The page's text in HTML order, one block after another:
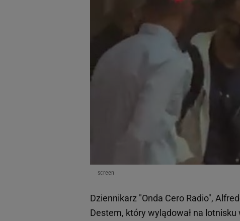
screen
Dziennikarz "Onda Cero Radio",
Destem, który wylądował na lotnisku